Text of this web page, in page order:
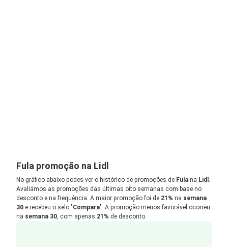
Fula promoção na Lidl
No gráfico abaixo podes ver o histórico de promoções de Fula na Lidl .
Avaliámos as promoções das últimas oito semanas com base no
desconto e na frequência. A maior promoção foi de 21% na semana
30 e recebeu o selo "Compara". A promoção menos favorável ocorreu
na semana 30, com apenas 21% de desconto.